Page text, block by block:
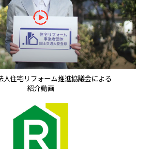
人住宅リフォーム推進協議会による
紹介動画